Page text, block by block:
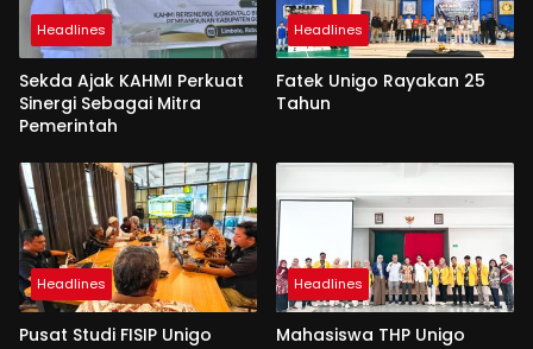
Headlines
Sekda Ajak KAHMI Perkuat
Sinergi Sebagai Mitra
Pemerintah
Headlines
Fatek Unigo Rayakan 25
Tahun
Headlines
Pusat Studi FISIP Unigo
Headlines
Mahasiswa THP Unigo